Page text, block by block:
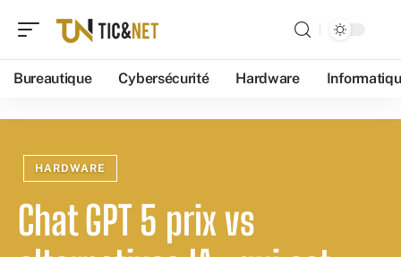
Bureautique Cybersécurité Hardware
HARDWARE
Chat GPT 5 prix vs